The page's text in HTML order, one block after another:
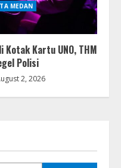
MEDAN
Kotak Kartu UNO, THM
Polisi
2, 2026